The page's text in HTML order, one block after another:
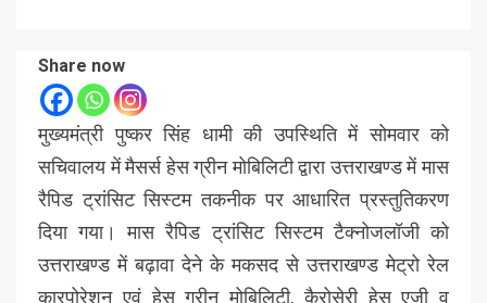
Share now
मुख्यमंत्री पुष्कर सिंह धामी की उपस्थिति में सोमवार को
सचिवालय में मैसर्स हेस ग्रीन मोबिलिटी द्वारा उत्तराखण्ड में मास
रैपिड ट्रांसिट सिस्टम तकनीक पर आधारित प्रस्तुतिकरण
दिया गया। मास रैपिड ट्रांसिट सिस्टम टैक्नोजलॉजी को
उत्तराखण्ड में बढ़ावा देने के मकसद से उत्तराखण्ड मेट्रो रेल
कारपोरेशन एवं हेस ग्रीन मोबिलिटी, कैरोसेरी हेस एजी व